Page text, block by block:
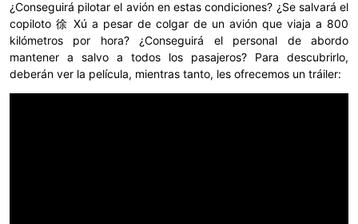
¿Conseguirá pilotar el avión en estas condiciones? ¿Se salvará el
copiloto 徐 Xú a pesar de colgar de un avión que viaja a 800
kilómetros por hora? ¿Conseguirá el personal de abordo
mantener a salvo a todos los pasajeros? Para descubrirlo,
deberán ver la película, mientras tanto, les ofrecemos un tráiler: